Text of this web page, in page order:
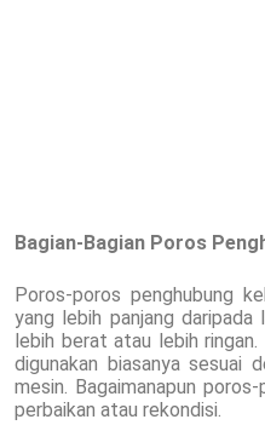
Bagian-Bagian Poros
Poros-poros penghubung
yang lebih panjang daripada
lebih berat atau lebih
digunakan biasanya sesuai
mesin. Bagaimanapun
perbaikan atau rekondisi.